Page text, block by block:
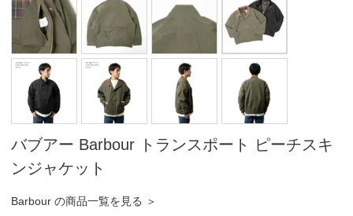
バブアー Barbour トランスポート ピーチスキ
ンジャケット
Barbour の商品一覧を見る ＞